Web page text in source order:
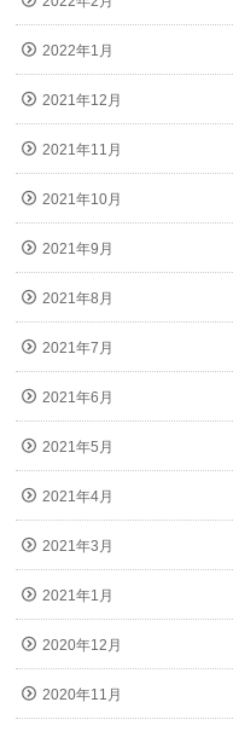
2022年1月
2021年12月
2021年11月
2021年10月
2021年9月
2021年8月
2021年7月
2021年6月
2021年5月
2021年4月
2021年3月
2021年1月
2020年12月
2020年11月